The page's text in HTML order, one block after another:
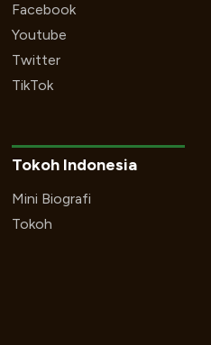
Facebook
Youtube
Twitter
TikTok
Tokoh Indonesia
Mini Biografi
Tokoh